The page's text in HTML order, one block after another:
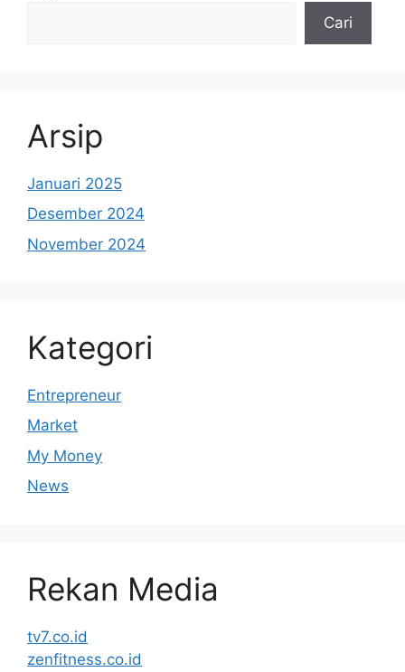
Cari
Arsip
Januari 2025
Desember 2024
November 2024
Kategori
Entrepreneur
Market
My Money
News
Rekan Media
tv7.co.id
zenfitness.co.id